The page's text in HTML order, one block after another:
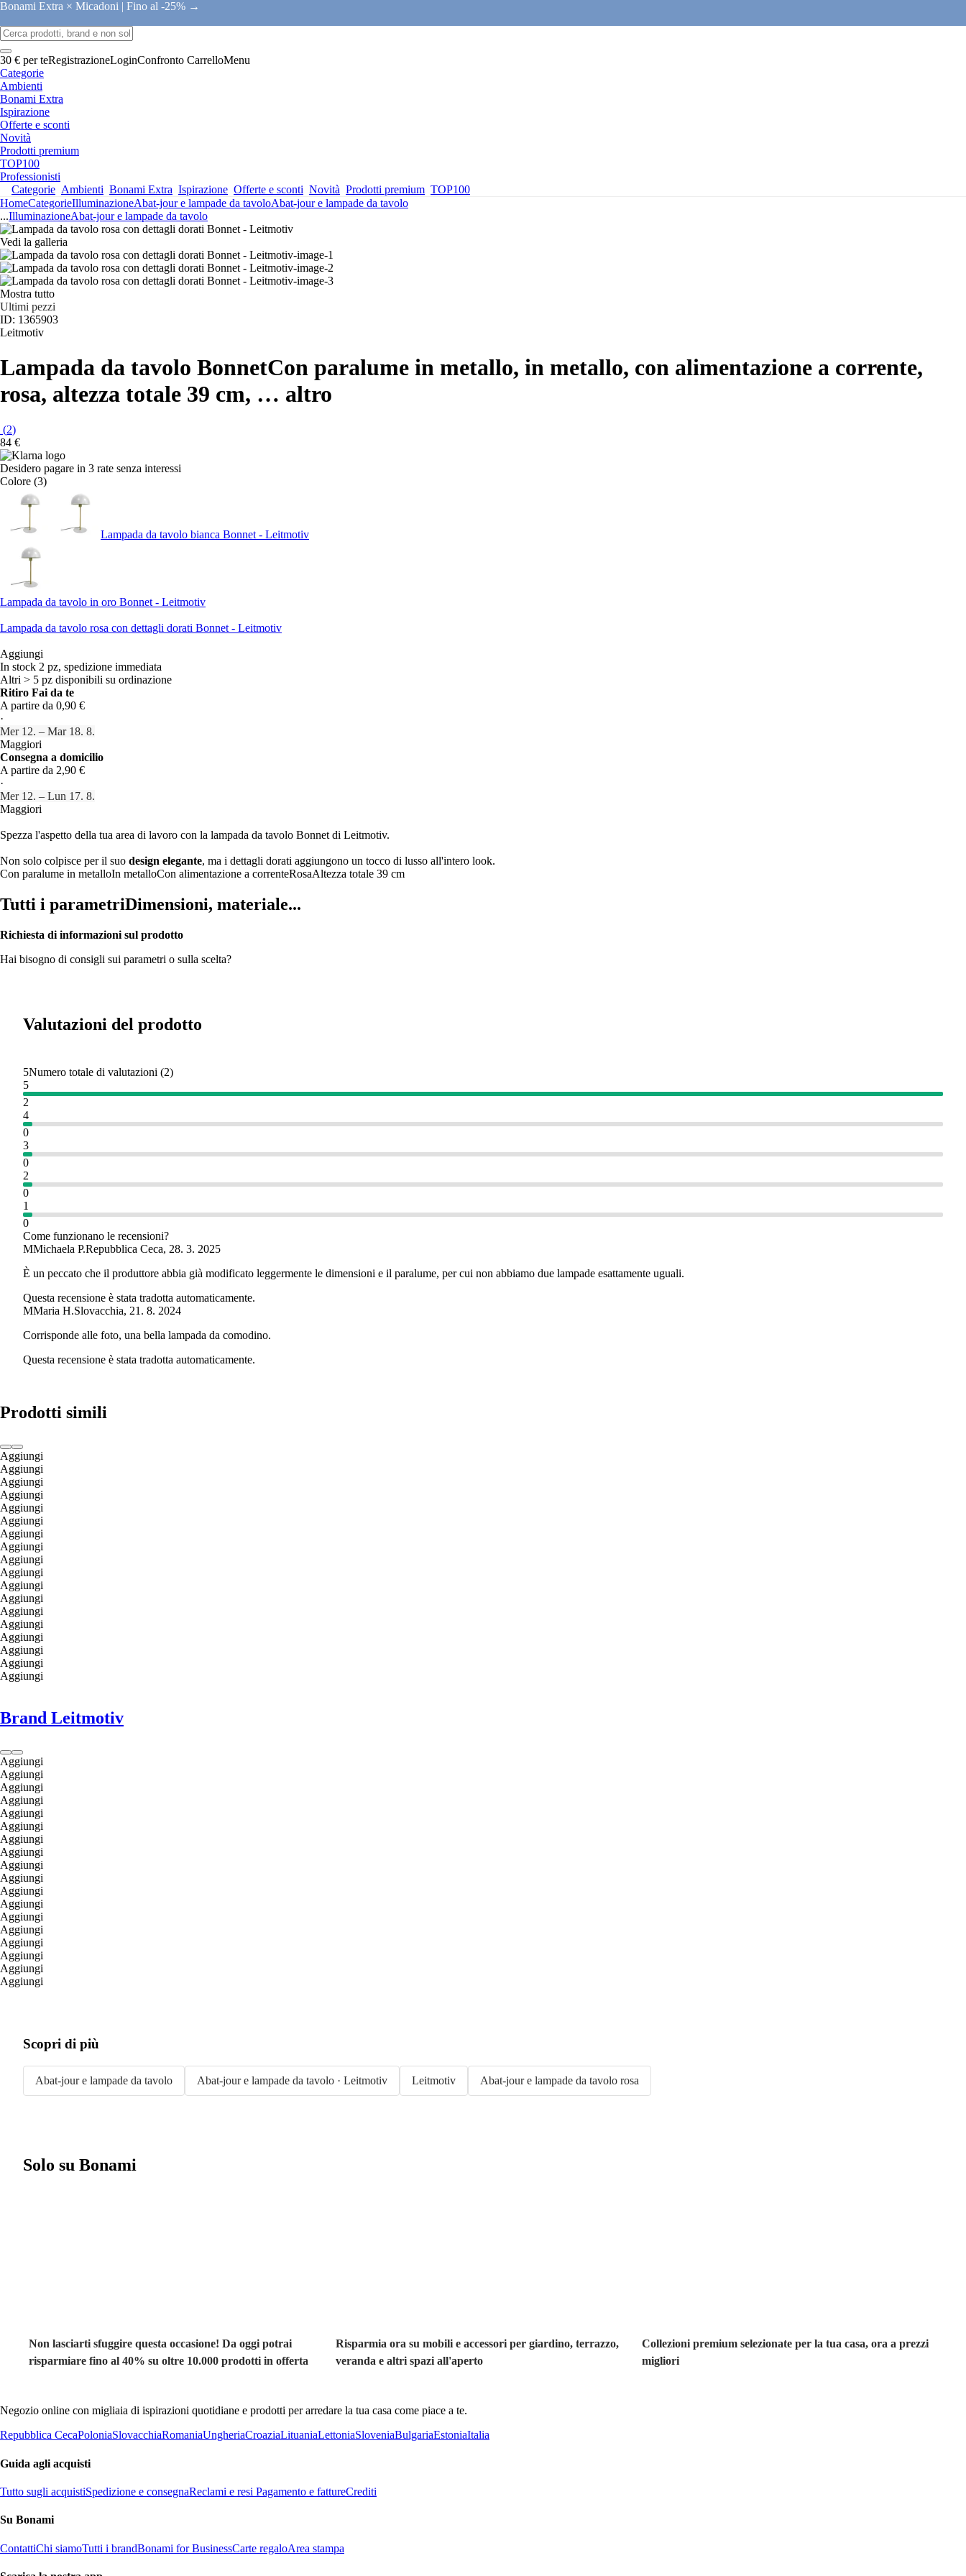
Bonami Extra × Micadoni | Fino al -25% →
30 € per teRegistrazioneLoginConfronto CarrelloMenu
Categorie
Ambienti
Bonami Extra
Ispirazione
Offerte e sconti
Novità
Prodotti premium
TOP100
Professionisti
Categorie Ambienti Bonami Extra Ispirazione Offerte e sconti Novità Prodotti premium TOP100
HomeCategorieIlluminazioneAbat-jour e lampade da tavoloAbat-jour e lampade da tavolo
...IlluminazioneAbat-jour e lampade da tavolo
Vedi la galleria
Mostra tutto
Ultimi pezzi
ID: 1365903
Leitmotiv
Lampada da tavolo BonnetCon paralume in metallo, in metallo, con alimentazione a corrente,
rosa, altezza totale 39 cm, … altro
(2)
84 €
Desidero pagare in 3 rate senza interessi
Colore (3)
Lampada da tavolo bianca Bonnet - Leitmotiv
Lampada da tavolo in oro Bonnet - Leitmotiv
Lampada da tavolo rosa con dettagli dorati Bonnet - Leitmotiv
Aggiungi
In stock 2 pz, spedizione immediata
Altri > 5 pz disponibili su ordinazione
Ritiro Fai da te
A partire da 0,90 €
·
Mer 12. – Mar 18. 8.
Maggiori
Consegna a domicilio
A partire da 2,90 €
·
Mer 12. – Lun 17. 8.
Maggiori
Spezza l'aspetto della tua area di lavoro con la lampada da tavolo Bonnet di Leitmotiv.
Non solo colpisce per il suo design elegante, ma i dettagli dorati aggiungono un tocco di lusso all'intero look.
Con paralume in metalloIn metalloCon alimentazione a correnteRosaAltezza totale 39 cm
Tutti i parametriDimensioni, materiale...
Richiesta di informazioni sul prodotto
Hai bisogno di consigli sui parametri o sulla scelta?
Valutazioni del prodotto
5Numero totale di valutazioni (2)
5
2
4
0
3
0
2
0
1
0
Come funzionano le recensioni?
MMichaela P.Repubblica Ceca, 28. 3. 2025
È un peccato che il produttore abbia già modificato leggermente le dimensioni e il paralume, per cui non abbiamo due lampade esattamente uguali.
Questa recensione è stata tradotta automaticamente.
MMaria H.Slovacchia, 21. 8. 2024
Corrisponde alle foto, una bella lampada da comodino.
Questa recensione è stata tradotta automaticamente.
Prodotti simili
Aggiungi
Aggiungi
Aggiungi
Aggiungi
Aggiungi
Aggiungi
Aggiungi
Aggiungi
Aggiungi
Aggiungi
Aggiungi
Aggiungi
Aggiungi
Aggiungi
Aggiungi
Aggiungi
Aggiungi
Aggiungi
Brand Leitmotiv
Aggiungi
Aggiungi
Aggiungi
Aggiungi
Aggiungi
Aggiungi
Aggiungi
Aggiungi
Aggiungi
Aggiungi
Aggiungi
Aggiungi
Aggiungi
Aggiungi
Aggiungi
Aggiungi
Aggiungi
Aggiungi
Scopri di più
Abat-jour e lampade da tavolo Abat-jour e lampade da tavolo · Leitmotiv Leitmotiv Abat-jour e lampade da tavolo rosa
Solo su Bonami
Non lasciarti sfuggire questa occasione! Da oggi potrai
risparmiare fino al 40% su oltre 10.000 prodotti in offerta
Risparmia ora su mobili e accessori per giardino, terrazzo,
veranda e altri spazi all'aperto
Collezioni premium selezionate per la tua casa, ora a prezzi
migliori
Negozio online con migliaia di ispirazioni quotidiane e prodotti per arredare la tua casa come piace a te.
Repubblica CecaPoloniaSlovacchiaRomaniaUngheriaCroaziaLituaniaLettoniaSloveniaBulgariaEstoniaItalia
Guida agli acquisti
Tutto sugli acquistiSpedizione e consegnaReclami e resi Pagamento e fattureCrediti
Su Bonami
ContattiChi siamoTutti i brandBonami for BusinessCarte regaloArea stampa